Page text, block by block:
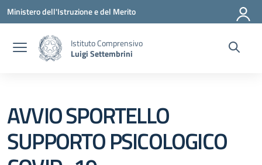
Vai ai contenuti
Vai al menu di navigazione
Vai al footer
Ministero dell'Istruzione e del Merito
Istituto Comprensivo
Luigi Settembrini
AVVIO SPORTELLO
SUPPORTO PSICOLOGICO